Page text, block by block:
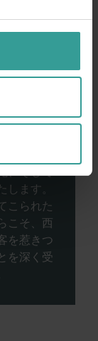
オースト
ープル
に敬意を
アボリ
ら大切
、そして
ます。
こられた
こそ、西
を惹きつ
を深く受